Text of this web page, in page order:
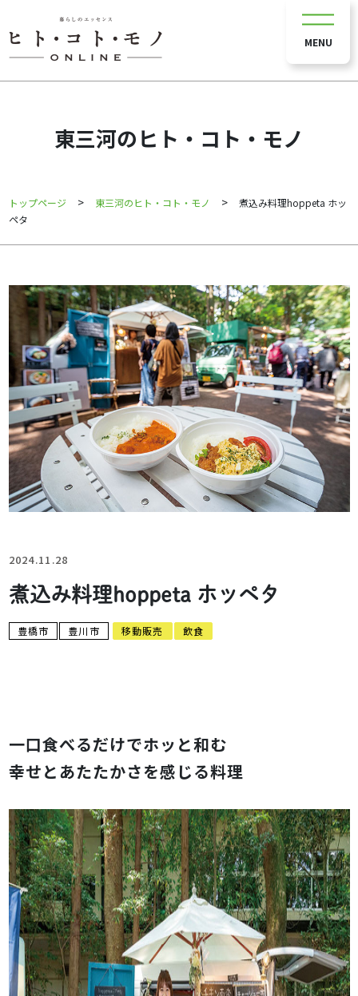
MENU
東三河のヒト・コト・モノ
トップページ > 東三河のヒト・コト・モノ >
煮込み料理hoppeta ホッ
ペタ
2024.11.28
煮込み料理hoppeta ホッペタ
豊橋市 豊川市 移動販売 飲食
一口食べるだけでホッと和む
幸せとあたたかさを感じる料理